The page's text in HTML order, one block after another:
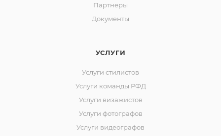
Партнеры
Документы
УСЛУГИ
Услуги стилистов
Услуги команды РФД
Услуги визажистов
Услуги фотографов
Услуги видеографов